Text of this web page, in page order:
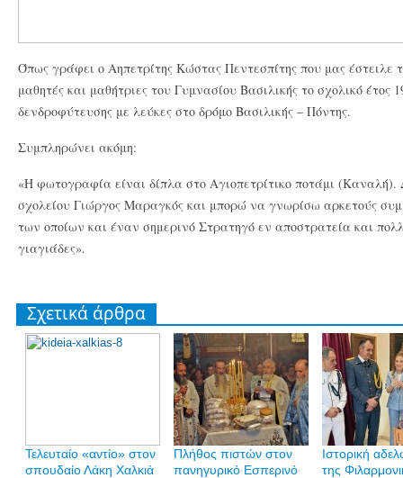
Όπως γράφει ο Αηπετρίτης Κώστας Πεντεσπίτης που μας έστειλε
μαθητές και μαθήτριες του Γυμνασίου Βασιλικής το σχολικό έτος
δενδροφύτευσης με λεύκες στο δρόμο Βασιλικής – Πόντης.
Συμπληρώνει ακόμη:
«Η φωτογραφία είναι δίπλα στο Αγιοπετρίτικο ποτάμι (Καναλή).
σχολείου Γιώργος Μαραγκός και μπορώ να γνωρίσω αρκετούς
των οποίων και έναν σημερινό Στρατηγό εν αποστρατεία και
γιαγιάδες».
Σχετικά άρθρα
Τελευταίο «αντίο» στον
σπουδαίο Λάκη Χαλκιά
Πλήθος πιστών στον
πανηγυρικό Εσπερινό
Ιστορική
της